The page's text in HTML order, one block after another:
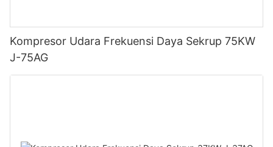
Kompresor Udara Frekuensi Daya Sekrup 75KW
J-75AG